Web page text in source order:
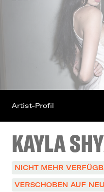
KAYLA
NICHT MEHR
VERSCHOBEN AUF
Artist-Profil